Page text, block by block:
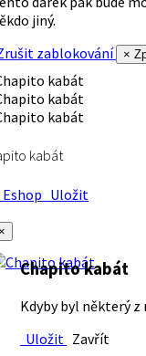
jiný.
zablokování
×
kabát
Uložit
Chapito kabát
Kdyby byl některý z
Uložit Zavřít